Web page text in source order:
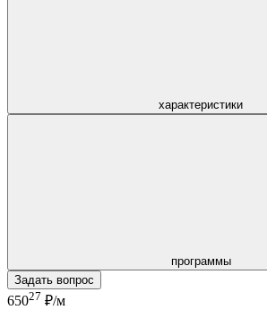
характеристики
программы
Задать вопрос
65027 ₽/м